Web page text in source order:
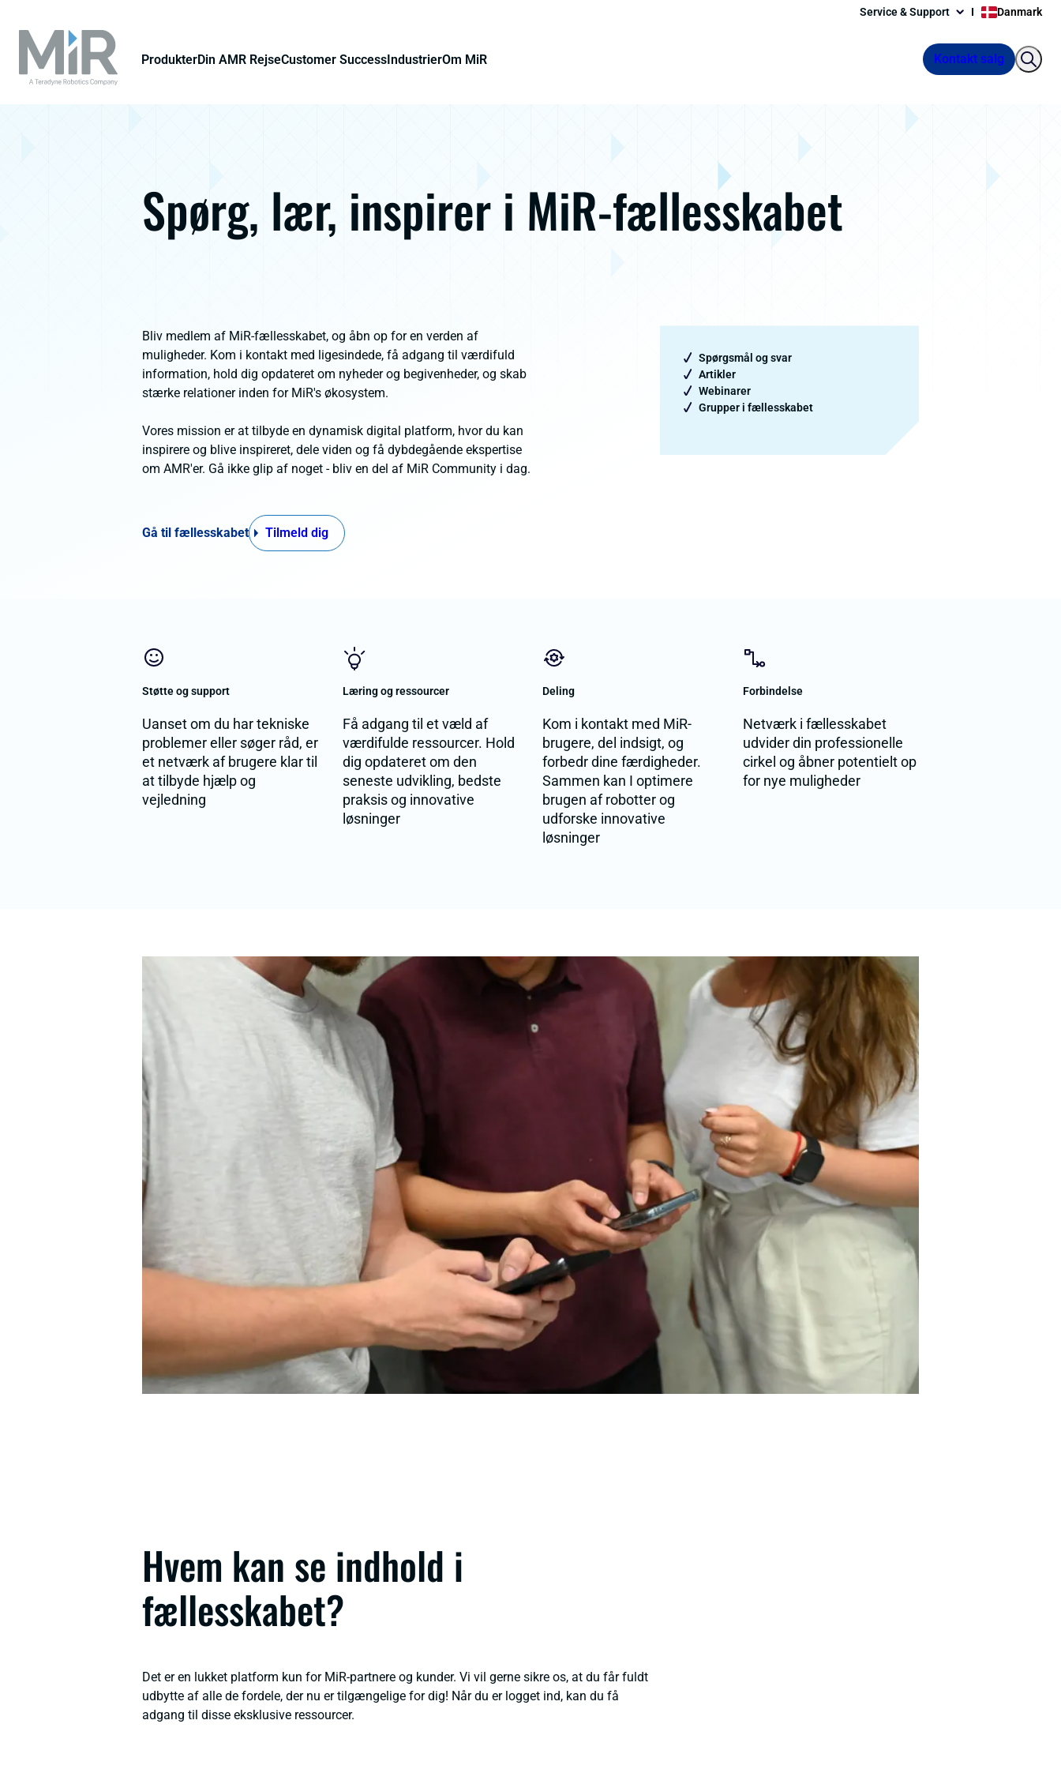
Service & Support Danmark
ProdukterDin AMR RejseCustomer SuccessIndustrierOm MiR Kontakt salg
Spørg, lær, inspirer i MiR-fællesskabet
Bliv medlem af MiR-fællesskabet, og åbn op for en verden af
muligheder. Kom i kontakt med ligesindede, få adgang til værdifuld
information, hold dig opdateret om nyheder og begivenheder, og skab
stærke relationer inden for MiR's økosystem.
Vores mission er at tilbyde en dynamisk digital platform, hvor du kan
inspirere og blive inspireret, dele viden og få dybdegående ekspertise
om AMR'er. Gå ikke glip af noget - bliv en del af MiR Community i dag.
Gå til fællesskabet Tilmeld dig
Spørgsmål og svar
Artikler
Webinarer
Grupper i fællesskabet
Støtte og support
Uanset om du har tekniske
problemer eller søger råd, er
et netværk af brugere klar til
at tilbyde hjælp og
vejledning
Læring og ressourcer
Få adgang til et væld af
værdifulde ressourcer. Hold
dig opdateret om den
seneste udvikling, bedste
praksis og innovative
løsninger
Deling
Kom i kontakt med MiR-
brugere, del indsigt, og
forbedr dine færdigheder.
Sammen kan I optimere
brugen af robotter og
udforske innovative
løsninger
Forbindelse
Netværk i fællesskabet
udvider din professionelle
cirkel og åbner potentielt op
for nye muligheder
Hvem kan se indhold i
fællesskabet?
Det er en lukket platform kun for MiR-partnere og kunder. Vi vil gerne sikre os, at du får fuldt
udbytte af alle de fordele, der nu er tilgængelige for dig! Når du er logget ind, kan du få
adgang til disse eksklusive ressourcer.